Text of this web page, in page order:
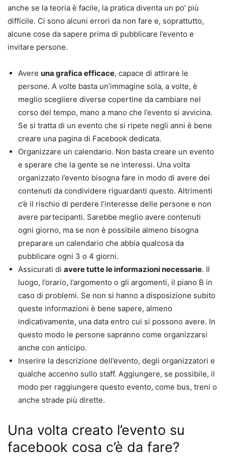
anche se la teoria è facile, la pratica diventa un po’ più
difficile. Ci sono alcuni errori da non fare e, soprattutto,
alcune cose da sapere prima di pubblicare l’evento e
invitare persone.
Avere una grafica efficace, capace di attirare le
persone. A volte basta un’immagine sola, a volte, è
meglio scegliere diverse copertine da cambiare nel
corso del tempo, mano a mano che l’evento si avvicina.
Se si tratta di un evento che si ripete negli anni è bene
creare una pagina di Facebook dedicata.
Organizzare un calendario. Non basta creare un evento
e sperare che la gente se ne interessi. Una volta
organizzato l’evento bisogna fare in modo di avere dei
contenuti da condividere riguardanti questo. Altrimenti
c’è il rischio di perdere l’interesse delle persone e non
avere partecipanti. Sarebbe meglio avere contenuti
ogni giorno, ma se non è possibile almeno bisogna
preparare un calendario che abbia qualcosa da
pubblicare ogni 3 o 4 giorni.
Assicurati di avere tutte le informazioni necessarie. Il
luogo, l’orario, l’argomento o gli argomenti, il piano B in
caso di problemi. Se non si hanno a disposizione subito
queste informazioni è bene sapere, almeno
indicativamente, una data entro cui si possono avere. In
questo modo le persone sapranno come organizzarsi
anche con anticipo.
Inserire la descrizione dell’evento, degli organizzatori e
qualche accenno sullo staff. Aggiungere, se possibile, il
modo per raggiungere questo evento, come bus, treni o
anche strade più dirette.
Una volta creato l’evento su
facebook cosa c’è da fare?